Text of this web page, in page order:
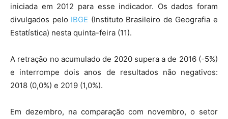
iniciada em 2012 para esse indicador. Os dados foram
divulgados pelo IBGE (Instituto Brasileiro de Geografia e
Estatística) nesta quinta-feira (11).
A retração no acumulado de 2020 supera a de 2016 (-5%)
e interrompe dois anos de resultados não negativos:
2018 (0,0%) e 2019 (1,0%).
Em dezembro, na comparação com novembro, o setor